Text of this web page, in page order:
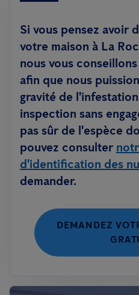
Si vous pensez avoir
votre maison à La
nous vous
afin que nous
gravité de
inspection sans
pas sûr de l'espèce
pouvez consulter
d'identification des
demander.
DEMANDEZ